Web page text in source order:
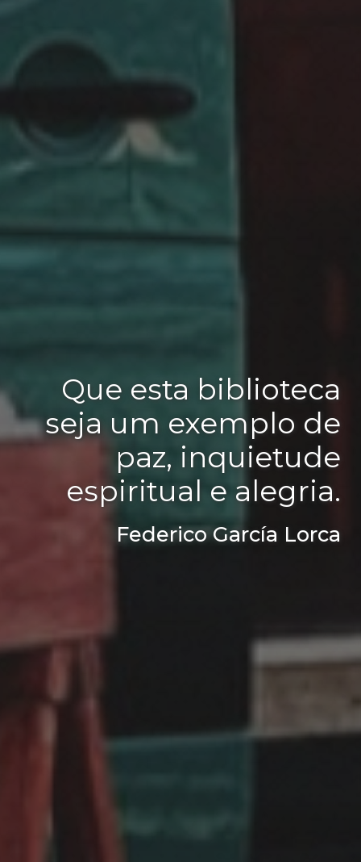
Que esta biblioteca
seja um exemplo de
paz, inquietude
espiritual e alegria.
Federico García Lorca